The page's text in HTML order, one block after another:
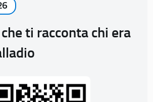
che ti racconta chi era